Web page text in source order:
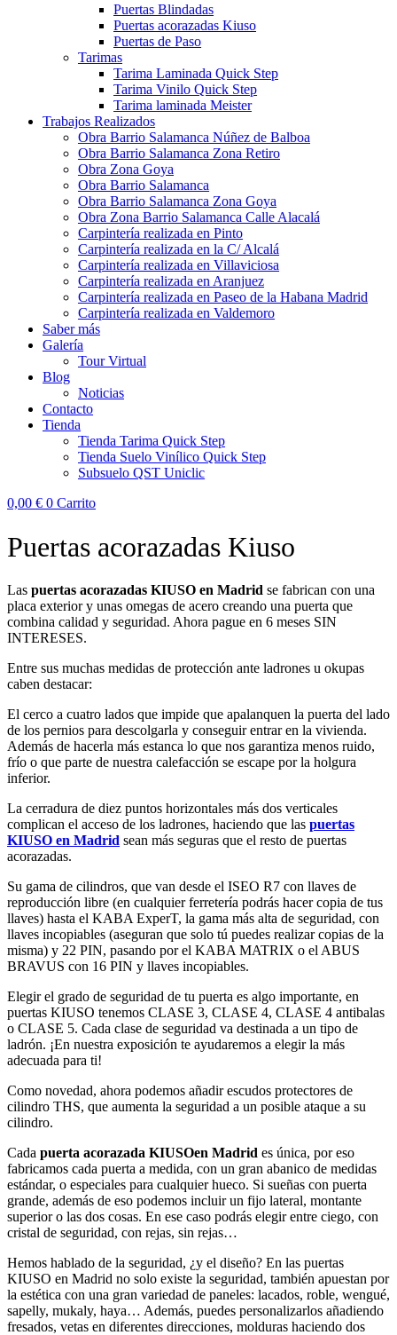
Puertas Blindadas
Puertas acorazadas Kiuso
Puertas de Paso
Tarimas
Tarima Laminada Quick Step
Tarima Vinilo Quick Step
Tarima laminada Meister
Trabajos Realizados
Obra Barrio Salamanca Núñez de Balboa
Obra Barrio Salamanca Zona Retiro
Obra Zona Goya
Obra Barrio Salamanca
Obra Barrio Salamanca Zona Goya
Obra Zona Barrio Salamanca Calle Alacalá
Carpintería realizada en Pinto
Carpintería realizada en la C/ Alcalá
Carpintería realizada en Villaviciosa
Carpintería realizada en Aranjuez
Carpintería realizada en Paseo de la Habana Madrid
Carpintería realizada en Valdemoro
Saber más
Galería
Tour Virtual
Blog
Noticias
Contacto
Tienda
Tienda Tarima Quick Step
Tienda Suelo Vinílico Quick Step
Subsuelo QST Uniclic
0,00 € 0 Carrito
Puertas acorazadas Kiuso
Las puertas acorazadas KIUSO en Madrid se fabrican con una
placa exterior y unas omegas de acero creando una puerta que
combina calidad y seguridad. Ahora pague en 6 meses SIN
INTERESES.
Entre sus muchas medidas de protección ante ladrones u okupas
caben destacar:
El cerco a cuatro lados que impide que apalanquen la puerta del lado
de los pernios para descolgarla y conseguir entrar en la vivienda.
Además de hacerla más estanca lo que nos garantiza menos ruido,
frío o que parte de nuestra calefacción se escape por la holgura
inferior.
La cerradura de diez puntos horizontales más dos verticales
complican el acceso de los ladrones, haciendo que las puertas
KIUSO en Madrid sean más seguras que el resto de puertas
acorazadas.
Su gama de cilindros, que van desde el ISEO R7 con llaves de
reproducción libre (en cualquier ferretería podrás hacer copia de tus
llaves) hasta el KABA ExperT, la gama más alta de seguridad, con
llaves incopiables (aseguran que solo tú puedes realizar copias de la
misma) y 22 PIN, pasando por el KABA MATRIX o el ABUS
BRAVUS con 16 PIN y llaves incopiables.
Elegir el grado de seguridad de tu puerta es algo importante, en
puertas KIUSO tenemos CLASE 3, CLASE 4, CLASE 4 antibalas
o CLASE 5. Cada clase de seguridad va destinada a un tipo de
ladrón. ¡En nuestra exposición te ayudaremos a elegir la más
adecuada para ti!
Como novedad, ahora podemos añadir escudos protectores de
cilindro THS, que aumenta la seguridad a un posible ataque a su
cilindro.
Cada puerta acorazada KIUSOen Madrid es única, por eso
fabricamos cada puerta a medida, con un gran abanico de medidas
estándar, o especiales para cualquier hueco. Si sueñas con puerta
grande, además de eso podemos incluir un fijo lateral, montante
superior o las dos cosas. En ese caso podrás elegir entre ciego, con
cristal de seguridad, con rejas, sin rejas…
Hemos hablado de la seguridad, ¿y el diseño? En las puertas
KIUSO en Madrid no solo existe la seguridad, también apuestan por
la estética con una gran variedad de paneles: lacados, roble, wengué,
sapelly, mukaly, haya… Además, puedes personalizarlos añadiendo
fresados, vetas en diferentes direcciones, molduras haciendo dos